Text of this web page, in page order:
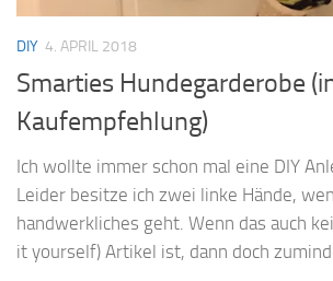
DIY 4. APRIL 2018
Smarties Hundegarderobe
Kaufempfehlung)
Ich wollte immer schon mal eine DIY
Leider besitze ich zwei linke Hände,
handwerkliches geht. Wenn das auch
it yourself) Artikel ist, dann doch